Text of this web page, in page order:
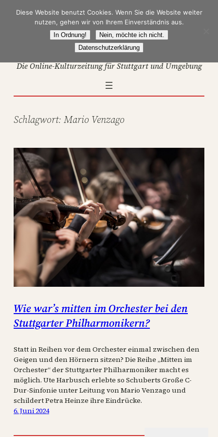
Zum
Die Online-Kulturzeitung für Stuttgart und Umgebung
Schlagwort: Mario Venzago
Wie war’s mitten im Orchester bei den
Stuttgarter Philharmonikern?
Statt in Reihen vor dem Orchester einmal zwischen den
Geigen und den Hörnern sitzen? Die Reihe „Mitten im
Orchester“ der Stuttgarter Philharmoniker macht es
möglich. Ute Harbusch erlebte so Schuberts Große C-
Dur-Sinfonie unter Leitung von Mario Venzago und
schildert Petra Heinze ihre Eindrücke.
6. Juni 2024
Diese Website benutzt Cookies. Wenn Sie die Website weiter
nutzen, gehen wir von Ihrem Einverständnis aus.
In Ordnung!
Nein, möchte ich nicht.
Datenschutzerklärung